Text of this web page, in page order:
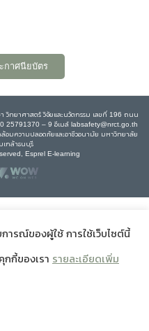
กาศนียบัตร
วิทยาศาสตร์ วิจัยและนวัตกรรม เลขที่ 196 ถนน
25791370 – 9 อีเมล์ labsafety@nrct.go.th
อมความปลอดภัยและอาชีวอนามัย มหาวิทยาลัย
เกล้าธนบุรี
Esprel E-learning
ารณ์ของผู้ใช้ การใช้เว็บไซต์นี้
กกี้ของเรา รายละเอียดเพิ่ม